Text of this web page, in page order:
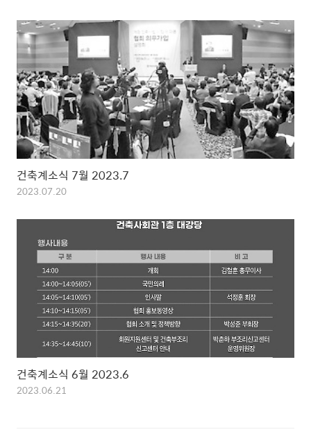
건축계소식 7월 2023.7
2023.07.20
건축계소식 6월 2023.6
2023.06.21